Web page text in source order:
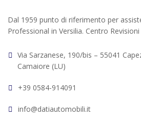
Dal 1959 punto di riferimento per
Professional in Versilia. Centro Revisioni
Via Sarzanese, 190/bis – 55041
Camaiore (LU)
+39 0584-914091
info@datiautomobili.it